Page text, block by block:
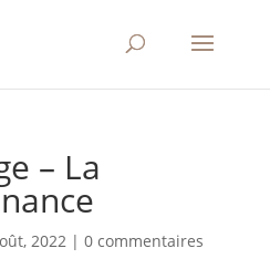
– La
2022| 0 commentaires